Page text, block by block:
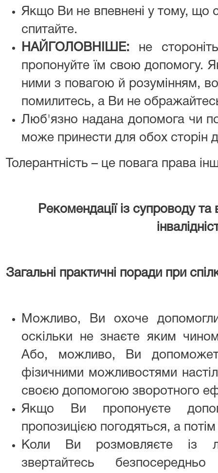
Якщо Ви не впевнені у тому, що
спитайте.
НАЙГОЛОВНІШЕ: не
пропонуйте їм свою допомогу.
ними з повагою й розумінням,
помилитесь, а Ви не
Люб'язно надана допомога чи
може принести для обох сторін
Толерантність – це повага права
Рекомендації із супроводу
Загальні практичні поради при
Можливо, Ви охоче
оскільки не знаєте яким
Або, можливо, Ви
фізичними можливостями
своєю допомогою зворотного
Якщо Ви пропонуєте
пропозицією погодяться, а
Коли Ви розмовляєте із
звертайтесь